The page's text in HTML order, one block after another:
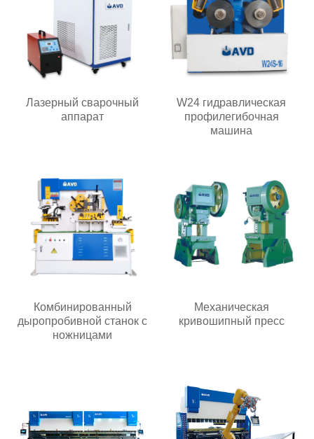
Лазерный сварочный
аппарат
W24 гидравлическая
профилегибочная
машина
Комбинированный
дыропробивной станок с
ножницами
Механическая
кривошипный пресс